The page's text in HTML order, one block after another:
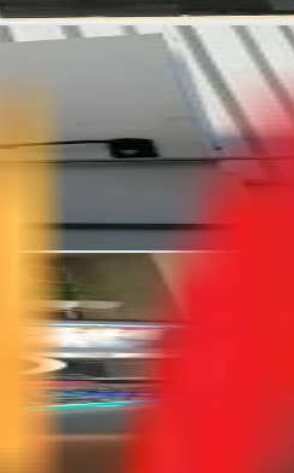
que buscan crecer en internet